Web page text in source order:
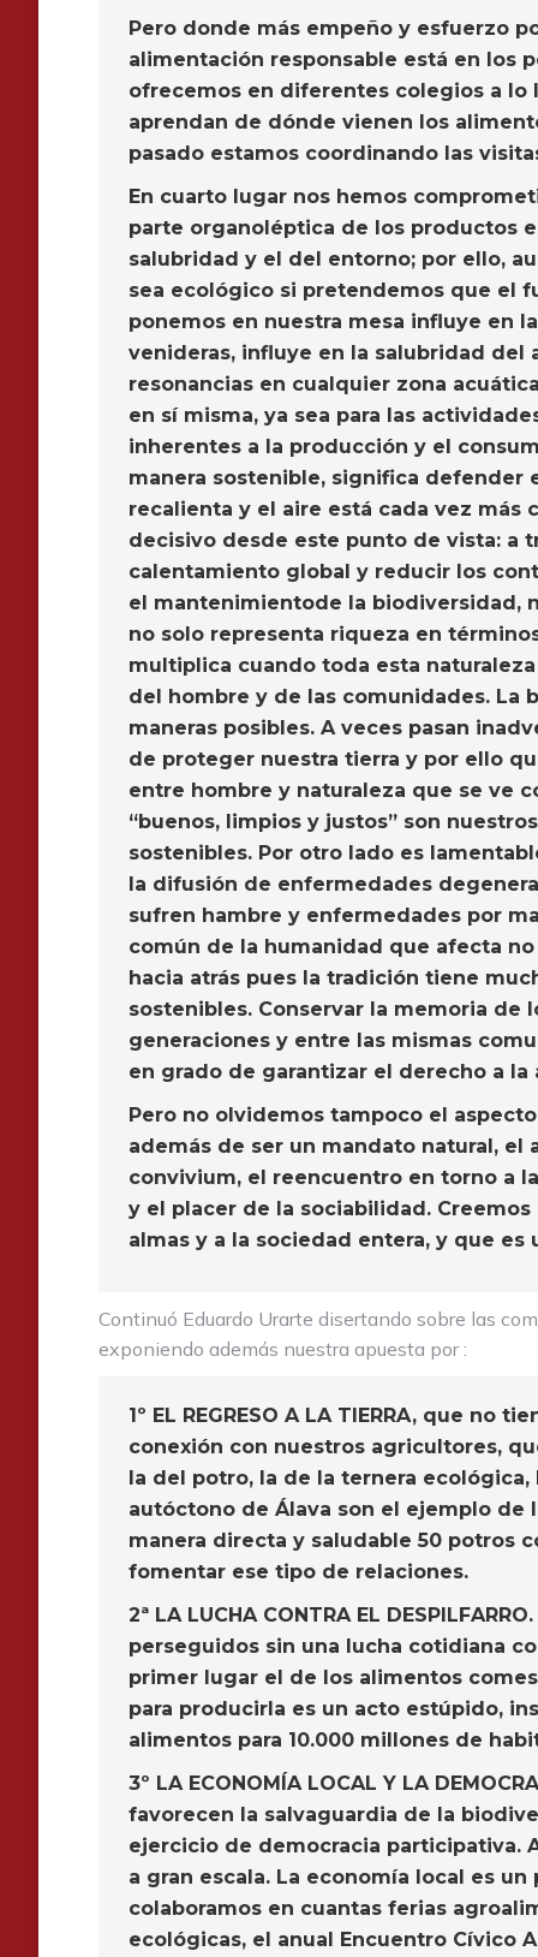
Pero donde más empeño y esfuerzo
alimentación responsable está en los
ofrecemos en diferentes colegios a lo
aprendan de dónde vienen los
pasado estamos coordinando las
En cuarto lugar nos hemos
parte organoléptica de los productos
salubridad y el del entorno; por ello,
sea ecológico si pretendemos que el
ponemos en nuestra mesa influye en
venideras, influye en la salubridad del
resonancias en cualquier zona
en sí misma, ya sea para las
inherentes a la producción y el
manera sostenible, significa defender
recalienta y el aire está cada vez
decisivo desde este punto de vista: a
calentamiento global y reducir los
el mantenimientode la biodiversidad,
no solo representa riqueza en
multiplica cuando toda esta
del hombre y de las comunidades. La
maneras posibles. A veces pasan
de proteger nuestra tierra y por ello
entre hombre y naturaleza que se ve
“buenos, limpios y justos” son
sostenibles. Por otro lado es
la difusión de enfermedades
sufren hambre y enfermedades por
común de la humanidad que afecta
hacia atrás pues la tradición tiene
sostenibles. Conservar la memoria
generaciones y entre las mismas
en grado de garantizar el derecho a la
Pero no olvidemos tampoco el
además de ser un mandato natural,
convivium, el reencuentro en torno a
y el placer de la sociabilidad.
almas y a la sociedad entera, y que
Continuó Eduardo Urarte disertando sobre las
exponiendo además nuestra apuesta por :
1º EL REGRESO A LA TIERRA, que no
conexión con nuestros agricultores,
la del potro, la de la ternera
autóctono de Álava son el ejemplo de
manera directa y saludable 50 potros
fomentar ese tipo de relaciones.
2ª LA LUCHA CONTRA EL DESPILFARRO
perseguidos sin una lucha cotidiana
primer lugar el de los alimentos
para producirla es un acto estúpido,
alimentos para 10.000 millones de
3º LA ECONOMÍA LOCAL Y LA
favorecen la salvaguardia de la
ejercicio de democracia participativa.
a gran escala. La economía local es
colaboramos en cuantas ferias
ecológicas, el anual Encuentro Cívico